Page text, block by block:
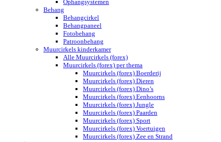
Ophangsystemen
Behang
Behangcirkel
Behangpaneel
Fotobehang
Patroonbehang
Muurcirkels kinderkamer
Alle Muurcirkels (forex)
Muurcirkels (forex) per thema
Muurcirkels (forex) Boerderij
Muurcirkels (forex) Dieren
Muurcirkels (forex) Dino’s
Muurcirkels (forex) Eenhoorns
Muurcirkels (forex) Jungle
Muurcirkels (forex) Paarden
Muurcirkels (forex) Sport
Muurcirkels (forex) Voertuigen
Muurcirkels (forex) Zee en Strand